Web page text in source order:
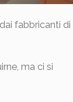
fabbricanti di
ma ci si